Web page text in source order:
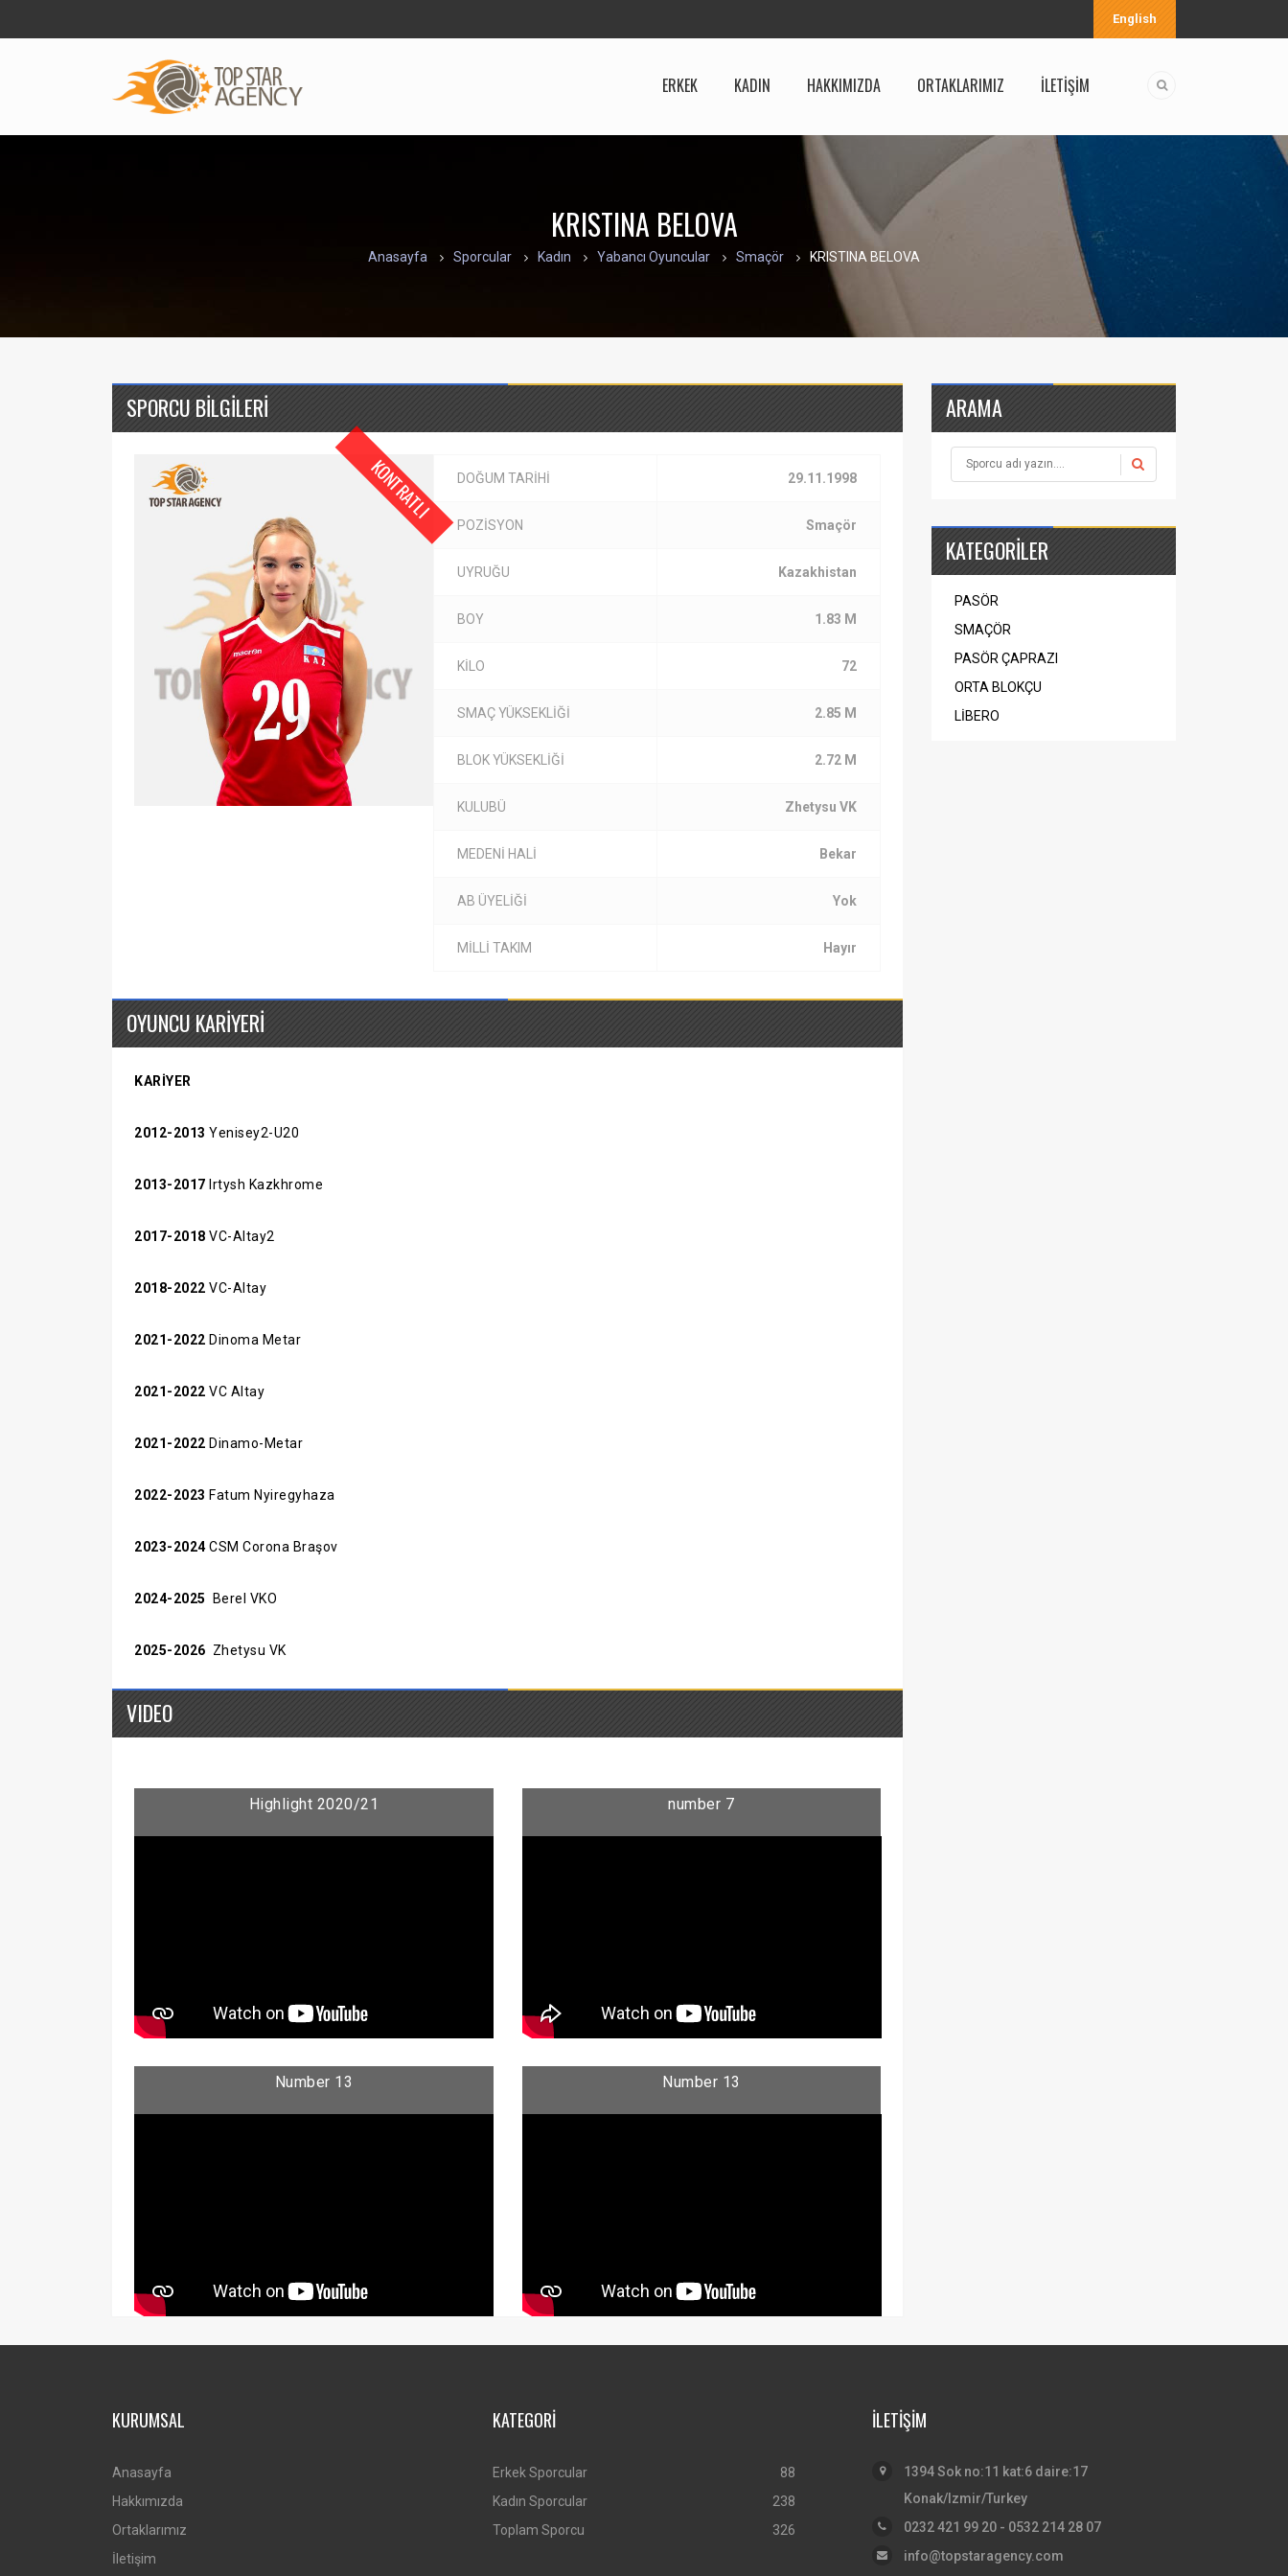
English
ERKEK KADIN HAKKIMIZDA ORTAKLARIMIZ İLETİŞİM
KRISTINA BELOVA
Anasayfa Sporcular Kadın Yabancı Oyuncular Smaçör KRISTINA BELOVA
SPORCU BİLGİLERİ
KONTRATLI DOĞUM TARİHİ 29.11.1998
POZİSYON Smaçör
UYRUĞU Kazakhistan
BOY 1.83 M
KİLO 72
SMAÇ YÜKSEKLİĞİ 2.85 M
BLOK YÜKSEKLİĞİ 2.72 M
KULUBÜ Zhetysu VK
MEDENİ HALİ Bekar
AB ÜYELİĞİ Yok
MİLLİ TAKIM Hayır
OYUNCU KARİYERİ
KARİYER
2012-2013 Yenisey2-U20
2013-2017 Irtysh Kazkhrome
2017-2018 VC-Altay2
2018-2022 VC-Altay
2021-2022 Dinoma Metar
2021-2022 VC Altay
2021-2022 Dinamo-Metar
2022-2023 Fatum Nyiregyhaza
2023-2024CSM Corona Braşov
2024-2025 Berel VKO
2025-2026 Zhetysu VK
VIDEO
Highlight 2020/21 number 7
Number 13 Number 13
ARAMA
KATEGORİLER
PASÖR
SMAÇÖR
PASÖR ÇAPRAZI
ORTA BLOKÇU
LİBERO
KURUMSAL
Anasayfa
Hakkımızda
Ortaklarımız
İletişim
KATEGORİ
Erkek Sporcular
88
Kadın Sporcular
238
Toplam Sporcu
326
İLETİŞİM
1394 Sok no:11 kat:6 daire:17
Konak/Izmir/Turkey
0232 421 99 20 - 0532 214 28 07
info@topstaragency.com